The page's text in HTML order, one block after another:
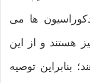
ها می
هستند و از این
بنابراین توصیه